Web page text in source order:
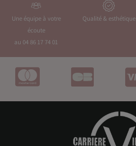
Une équipe à votre
écoute
au 04 86 17 74 01
Qualité & esthétique